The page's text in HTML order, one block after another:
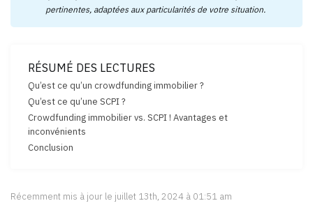
pertinentes, adaptées aux particularités de votre situation.
RÉSUMÉ DES LECTURES
Qu’est ce qu’un crowdfunding immobilier ?
Qu’est ce qu’une SCPI ?
Crowdfunding immobilier vs. SCPI ! Avantages et
inconvénients
Conclusion
Récemment mis à jour le juillet 13th, 2024 à 01:51 am